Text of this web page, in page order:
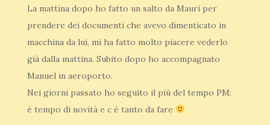
La mattina dopo ho fatto un salto da Mauri per
prendere dei documenti che avevo dimenticato in
macchina da lui, mi ha fatto molto piacere vederlo
già dalla mattina. Subito dopo ho accompagnato
Manuel in aeroporto.
Nei giorni passato ho seguito il più del tempo PM:
è tempo di novità e c è tanto da fare